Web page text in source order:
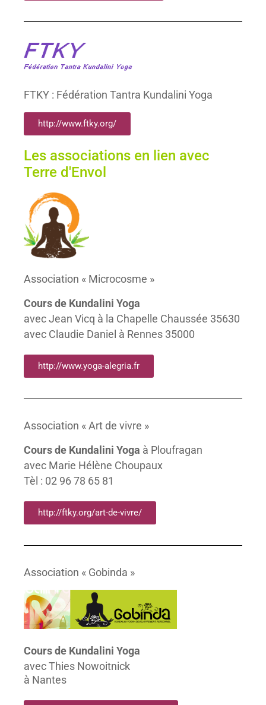
FTKY : Fédération Tantra Kundalini Yoga
http://www.ftky.org/
Les associations en lien avec
Terre d'Envol
Association « Microcosme »
Cours de Kundalini Yoga
avec Jean Vicq à la Chapelle Chaussée 35630
avec Claudie Daniel à Rennes 35000
http://www.yoga-alegria.fr
Association « Art de vivre »
Cours de Kundalini Yoga à Ploufragan
avec Marie Hélène Choupaux
Tèl : 02 96 78 65 81
http://ftky.org/art-de-vivre/
Association « Gobinda »
Cours de Kundalini Yoga
avec Thies Nowoitnick
à Nantes